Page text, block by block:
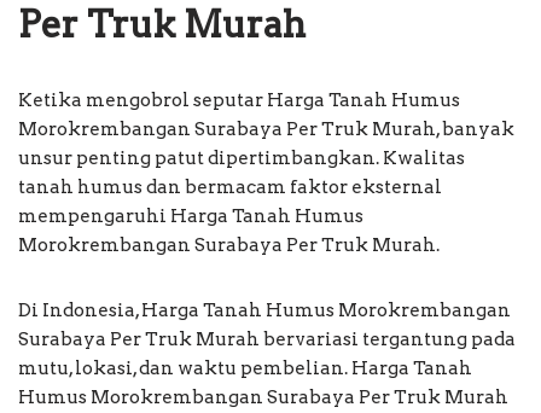
Per Truk Murah
Ketika mengobrol seputar Harga Tanah Humus
Morokrembangan Surabaya Per Truk Murah, banyak
unsur penting patut dipertimbangkan. Kwalitas
tanah humus dan bermacam faktor eksternal
mempengaruhi Harga Tanah Humus
Morokrembangan Surabaya Per Truk Murah.
Di Indonesia, Harga Tanah Humus Morokrembangan
Surabaya Per Truk Murah bervariasi tergantung pada
mutu, lokasi, dan waktu pembelian. Harga Tanah
Humus Morokrembangan Surabaya Per Truk Murah